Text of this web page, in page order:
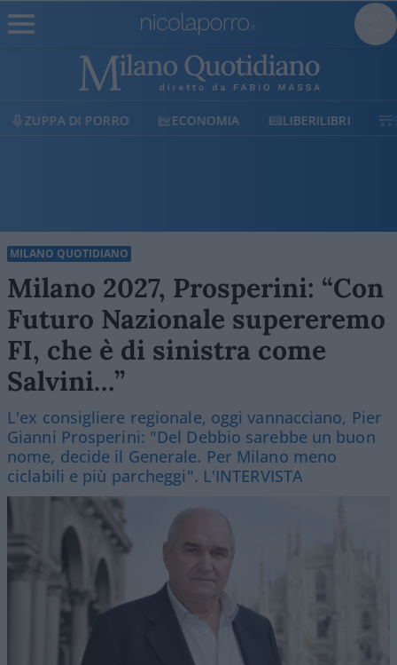
ECONOMIA LIBERILIBRI SHOP SOSTIENICI
MILANO QUOTIDIANO
Milano 2027, Prosperini: “Con
Futuro Nazionale supereremo
FI, che è di sinistra come
Salvini…”
L'ex consigliere regionale, oggi vannacciano, Pier
Gianni Prosperini: "Del Debbio sarebbe un buon
nome, decide il Generale. Per Milano meno
ciclabili e più parcheggi". L'INTERVISTA